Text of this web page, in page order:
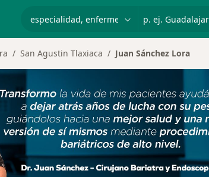
San Agustin Tlaxiaca Juan Sánchez Lora